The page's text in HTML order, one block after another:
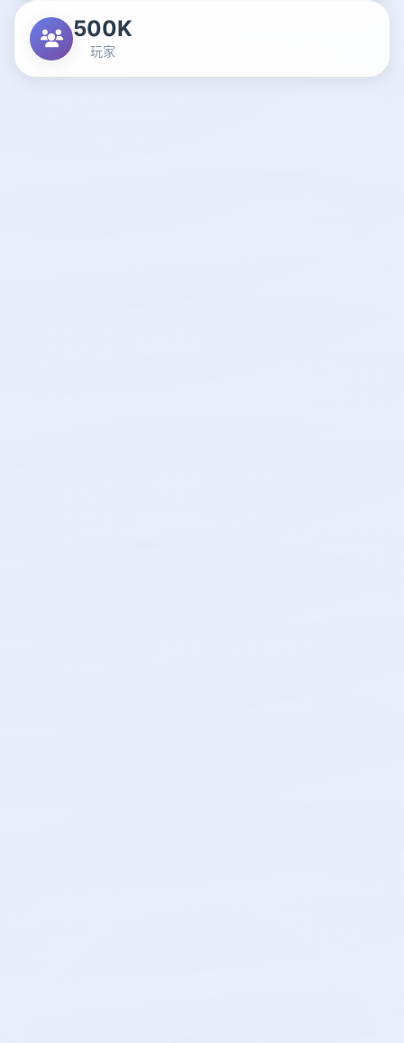
500K
玩家